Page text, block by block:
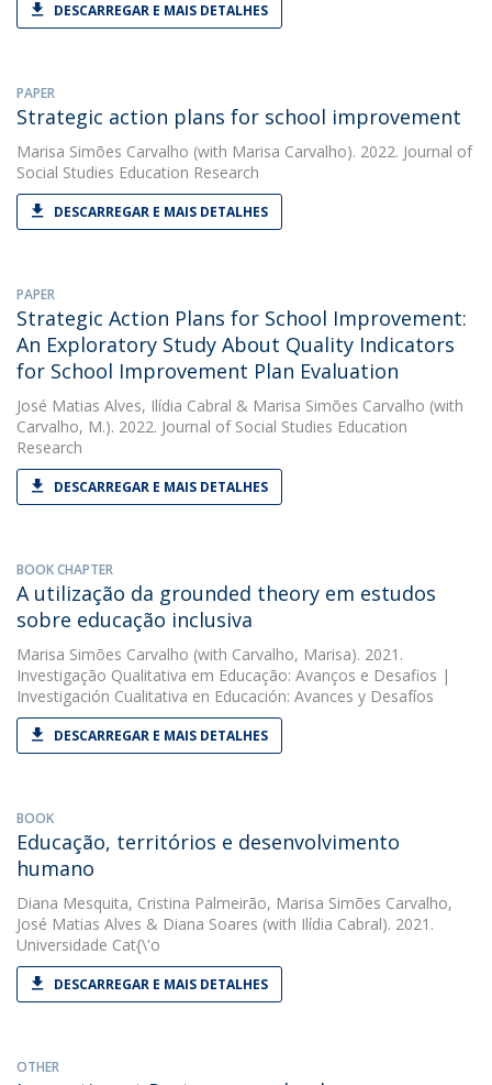
DESCARREGAR E MAIS DETALHES
PAPER
Strategic action plans for school improvement
Marisa Simões Carvalho (with Marisa Carvalho). 2022. Journal of
Social Studies Education Research
DESCARREGAR E MAIS DETALHES
PAPER
Strategic Action Plans for School Improvement:
An Exploratory Study About Quality Indicators
for School Improvement Plan Evaluation
José Matias Alves, Ilídia Cabral & Marisa Simões Carvalho (with
Carvalho, M.). 2022. Journal of Social Studies Education
Research
DESCARREGAR E MAIS DETALHES
BOOK CHAPTER
A utilização da grounded theory em estudos
sobre educação inclusiva
Marisa Simões Carvalho (with Carvalho, Marisa). 2021.
Investigação Qualitativa em Educação: Avanços e Desafios |
Investigación Cualitativa en Educación: Avances y Desafíos
DESCARREGAR E MAIS DETALHES
BOOK
Educação, territórios e desenvolvimento
humano
Diana Mesquita, Cristina Palmeirão, Marisa Simões Carvalho,
José Matias Alves & Diana Soares (with Ilídia Cabral). 2021.
Universidade Cat{\'o
DESCARREGAR E MAIS DETALHES
OTHER